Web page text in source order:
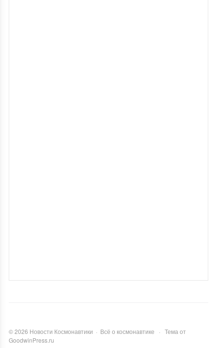
©2026 Новости Космонавтики · Всё о космонавтике · Тема от
GoodwinPress.ru